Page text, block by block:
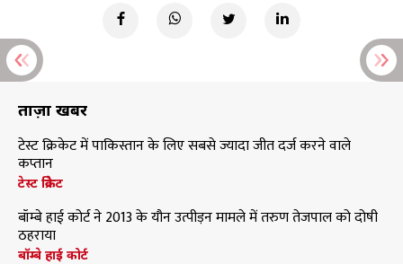
ताज़ा खबरें
टेस्ट क्रिकेट में पाकिस्तान के लिए सबसे ज्यादा जीत दर्ज करने वाले
कप्तान
टेस्ट क्रिकेट
बॉम्बे हाई कोर्ट ने 2013 के यौन उत्पीड़न मामले में तरुण तेजपाल को दोषी
ठहराया
बॉम्बे हाई कोर्ट